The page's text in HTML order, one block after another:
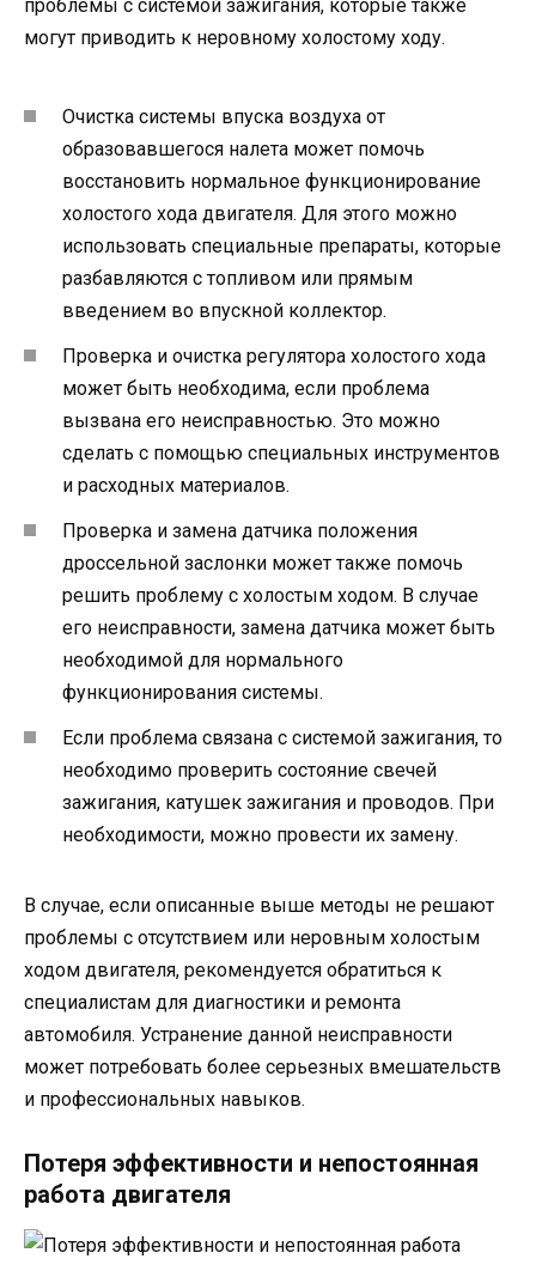
проблемы с системой зажигания, которые также
могут приводить к неровному холостому ходу.
Очистка системы впуска воздуха от
образовавшегося налета может помочь
восстановить нормальное функционирование
холостого хода двигателя. Для этого можно
использовать специальные препараты, которые
разбавляются с топливом или прямым
введением во впускной коллектор.
Проверка и очистка регулятора холостого хода
может быть необходима, если проблема
вызвана его неисправностью. Это можно
сделать с помощью специальных инструментов
и расходных материалов.
Проверка и замена датчика положения
дроссельной заслонки может также помочь
решить проблему с холостым ходом. В случае
его неисправности, замена датчика может быть
необходимой для нормального
функционирования системы.
Если проблема связана с системой зажигания, то
необходимо проверить состояние свечей
зажигания, катушек зажигания и проводов. При
необходимости, можно провести их замену.
В случае, если описанные выше методы не решают
проблемы с отсутствием или неровным холостым
ходом двигателя, рекомендуется обратиться к
специалистам для диагностики и ремонта
автомобиля. Устранение данной неисправности
может потребовать более серьезных вмешательств
и профессиональных навыков.
Потеря эффективности и непостоянная
работа двигателя